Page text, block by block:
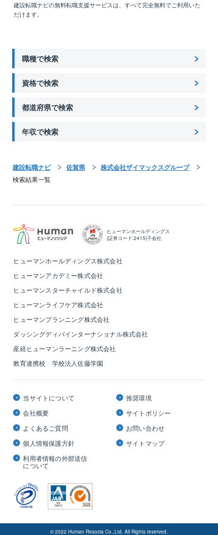
建設転職ナビの無料転職支援サービスは、すべて完全無料でご利用いた
だけます。
職種で検索
資格で検索
都道府県で検索
年収で検索
建設転職ナビ 佐賀県
株式会社ザイマックスグループ
検索結果一覧
ヒューマンホールディングス
(証券コード:2415)子会社
ヒューマンホールディングス株式会社
ヒューマンアカデミー株式会社
ヒューマンスターチャイルド株式会社
ヒューマンライフケア株式会社
ヒューマンプランニング株式会社
ダッシングディバインターナショナル株式会社
産経ヒューマンラーニング株式会社
教育連携校 学校法人佐藤学園
当サイトについて
会社概要
よくあるご質問
個人情報保護方針
利用者情報の外部送信
について
推奨環境
サイトポリシー
お問い合わせ
サイトマップ
© 2022 Human Resocia Co.,Ltd. All Rights reserved.